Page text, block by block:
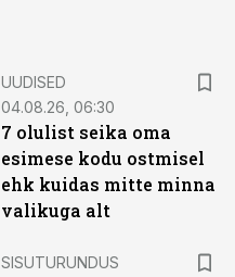
UUDISED
04.08.26, 06:30
7 olulist seika oma
esimese kodu ostmisel
ehk kuidas mitte minna
valikuga alt
SISUTURUNDUS